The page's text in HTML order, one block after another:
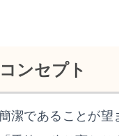
ンセプト
潔であることが